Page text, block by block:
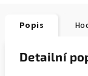
Popis
Detailní